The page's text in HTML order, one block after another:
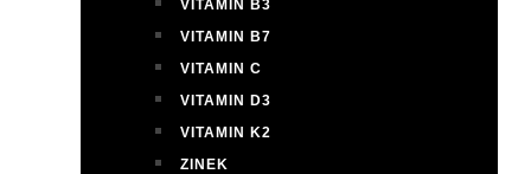
VITAMIN B3
VITAMIN B7
VITAMIN C
VITAMIN D3
VITAMIN K2
ZINEK